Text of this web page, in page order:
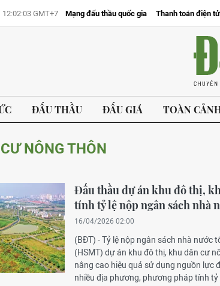
GMT+7 Mạng đấu thầu quốc gia Thanh toán điện tử
ĐẤU THẦU ĐẤU GIÁ TOÀN
NÔNG THÔN
Đấu thầu dự án khu đô thị,
tính tỷ lệ nộp ngân sách nhà
16/04/2026 02:00
(BĐT) - Tỷ lệ nộp ngân sách nhà nước
(HSMT) dự án khu đô thị, khu dân cư
nâng cao hiệu quả sử dụng nguồn lực
nhiều địa phương, phương pháp tính